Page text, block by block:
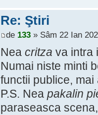
Re: Ştiri
de 133» Sâm 22 Ian
Nea critza va intra
Numai niste minti
functii publice,
P.S. Nea pakalin
paraseasca